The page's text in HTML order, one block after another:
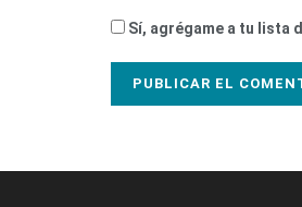
Sí, agrégame a tu lista